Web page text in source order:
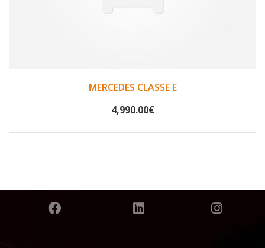
MERCEDES CLASSE E
4,990.00€